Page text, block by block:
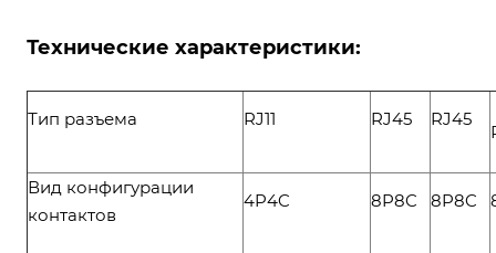
Технические характеристики:
Тип разъема RJ11 RJ45 RJ45
Вид конфигурации
контактов
4P4C 8P8C 8P8C